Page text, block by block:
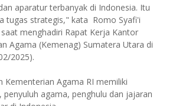
aparatur terbanyak di Indonesia. Itu
tugas strategis," kata Romo Syafi'i
menghadiri Rapat Kerja Kantor
Agama (Kemenag) Sumatera Utara di
2025).
Kementerian Agama RI memiliki
penyuluh agama, penghulu dan jajaran